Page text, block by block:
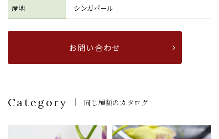
産地 シンガポール
お問い合わせ
Category 同じ種類のカタログ